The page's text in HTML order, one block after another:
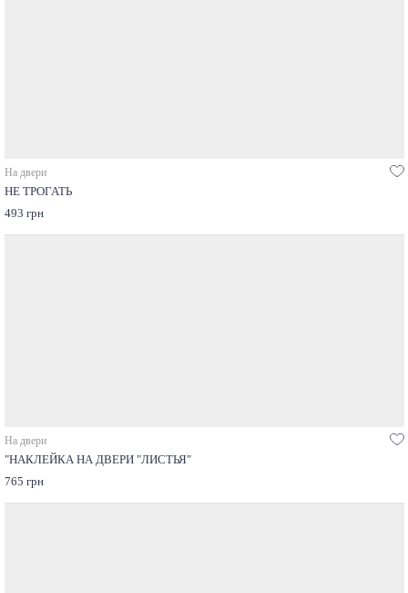
На двери
НЕ ТРОГАТЬ
493 грн
На двери
"НАКЛЕЙКА НА ДВЕРИ "ЛИСТЬЯ"
765 грн